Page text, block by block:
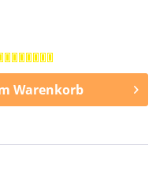
Warenkorb